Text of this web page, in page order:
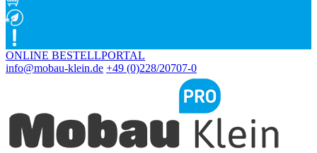
ONLINE BESTELLPORTAL
info@mobau-klein.de +49 (0)228/20707-0